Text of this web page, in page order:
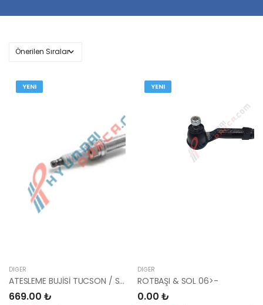
YENI
DIĞER
ATESLEME BUJİSİ TUCSON / SPORTAGE DCT 15>TGDİ 0242140515BOSCH
669.00 ₺
YENI
DIĞER
ROTBAŞI & SOL 06>-
0.00 ₺